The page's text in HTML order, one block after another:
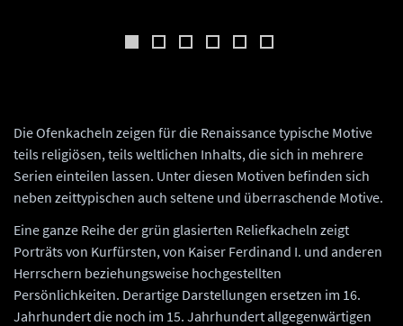
Die Ofenkacheln zeigen für die Renaissance typische Motive
teils religiösen, teils weltlichen Inhalts, die sich in mehrere
Serien einteilen lassen. Unter diesen Motiven befinden sich
neben zeittypischen auch seltene und überraschende Motive.
Eine ganze Reihe der grün glasierten Reliefkacheln zeigt
Porträts von Kurfürsten, von Kaiser Ferdinand I. und anderen
Herrschern beziehungsweise hochgestellten
Persönlichkeiten. Derartige Darstellungen ersetzen im 16.
Jahrhundert die noch im 15. Jahrhundert allgegenwärtigen